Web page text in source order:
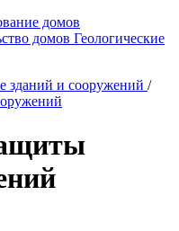
домов
домов Геологические
зданий и сооружений /